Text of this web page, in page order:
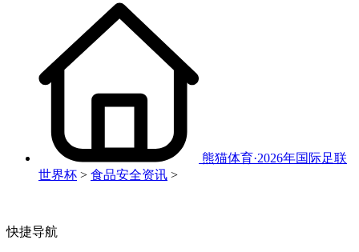
熊猫体育·2026年国际足联
世界杯 > 食品安全资讯 >
快捷导航